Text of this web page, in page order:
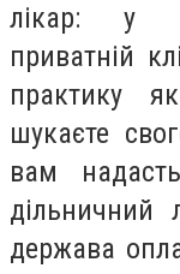
лікар: у
приватній
практику
шукаєте
вам
дільничний
держава